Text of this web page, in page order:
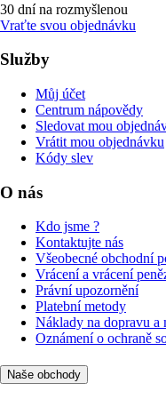
30 dní na rozmyšlenou
Vraťte svou objednávku
Služby
Můj účet
Centrum nápovědy
Sledovat mou
Vrátit mou objednávku
Kódy slev
O nás
Kdo jsme ?
Kontaktujte nás
Všeobecné obchodní
Vrácení a vrácení
Právní upozornění
Platební metody
Náklady na dopravu a
Oznámení o ochraně
Naše obchody